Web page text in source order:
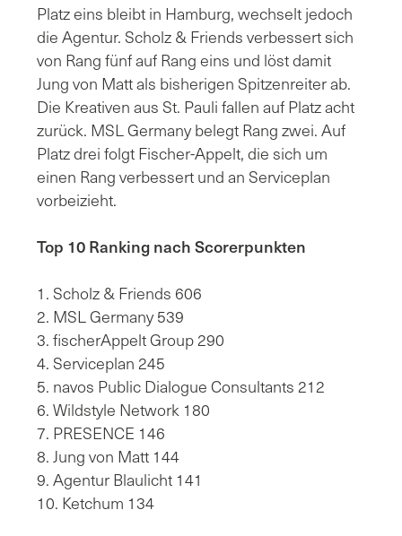
Platz eins bleibt in Hamburg, wechselt jedoch
die Agentur. Scholz & Friends verbessert sich
von Rang fünf auf Rang eins und löst damit
Jung von Matt als bisherigen Spitzenreiter ab.
Die Kreativen aus St. Pauli fallen auf Platz acht
zurück. MSL Germany belegt Rang zwei. Auf
Platz drei folgt Fischer-Appelt, die sich um
einen Rang verbessert und an Serviceplan
vorbeizieht.
Top 10 Ranking nach Scorerpunkten
1. Scholz & Friends 606
2. MSL Germany 539
3. fischerAppelt Group 290
4. Serviceplan 245
5. navos Public Dialogue Consultants 212
6. Wildstyle Network 180
7. PRESENCE 146
8. Jung von Matt 144
9. Agentur Blaulicht 141
10. Ketchum 134